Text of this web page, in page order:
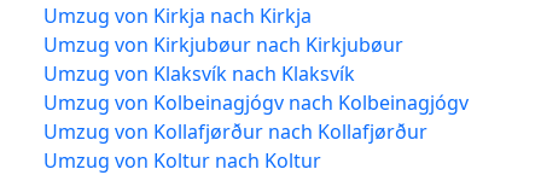
Umzug von Kirkja nach Kirkja
Umzug von Kirkjubøur nach Kirkjubøur
Umzug von Klaksvík nach Klaksvík
Umzug von Kolbeinagjógv nach Kolbeinagjógv
Umzug von Kollafjørður nach Kollafjørður
Umzug von Koltur nach Koltur